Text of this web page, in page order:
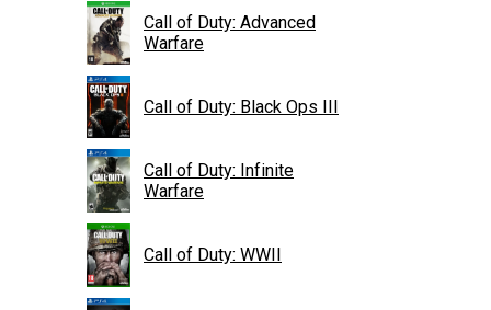
Call of Duty: Advanced
Warfare
Call of Duty: Black Ops III
Call of Duty: Infinite
Warfare
Call of Duty: WWII